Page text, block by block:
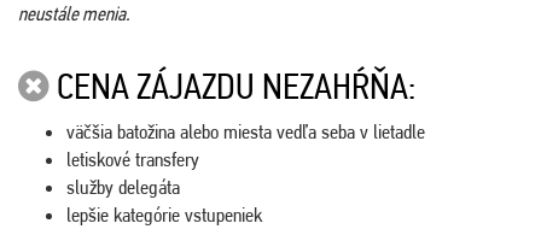
neustále menia.
CENA ZÁJAZDU NEZAHŔŇA:
väčšia batožina alebo miesta vedľa seba v lietadle
letiskové transfery
služby delegáta
lepšie kategórie vstupeniek